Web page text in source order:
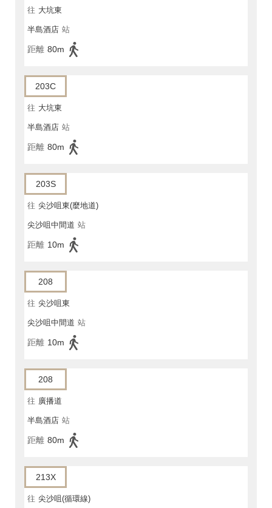
往 大坑東
半島酒店 站
距離 80m
203C
往 大坑東
半島酒店 站
距離 80m
203S
往 尖沙咀東(麼地道)
尖沙咀中間道 站
距離 10m
208
往 尖沙咀東
尖沙咀中間道 站
距離 10m
208
往 廣播道
半島酒店 站
距離 80m
213X
往 尖沙咀(循環線)